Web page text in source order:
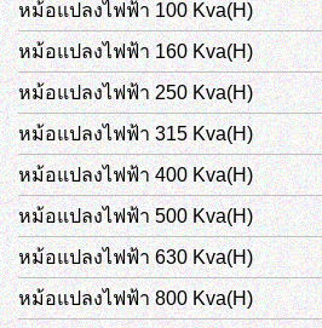
หม้อแปลงไฟฟ้า 100 Kva(H)
หม้อแปลงไฟฟ้า 160 Kva(H)
หม้อแปลงไฟฟ้า 250 Kva(H)
หม้อแปลงไฟฟ้า 315 Kva(H)
หม้อแปลงไฟฟ้า 400 Kva(H)
หม้อแปลงไฟฟ้า 500 Kva(H)
หม้อแปลงไฟฟ้า 630 Kva(H)
หม้อแปลงไฟฟ้า 800 Kva(H)